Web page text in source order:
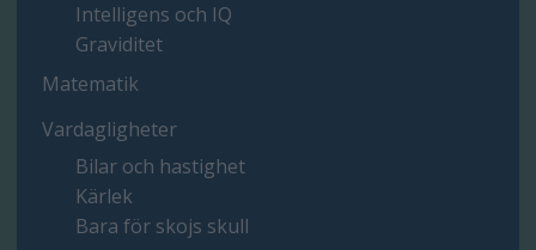
Intelligens och IQ
Graviditet
Matematik
Vardagligheter
Bilar och hastighet
Kärlek
Bara för skojs skull